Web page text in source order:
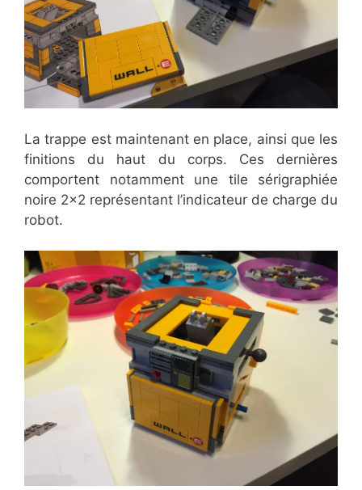
La trappe est maintenant en place, ainsi que les
finitions du haut du corps. Ces dernières
comportent notamment une tile sérigraphiée
noire 2×2 représentant l’indicateur de charge du
robot.